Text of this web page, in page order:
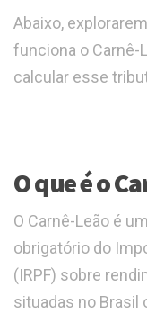
Abaixo,
funciona o Carnê-
calcular esse
O que é o
O Carnê-Leão é
obrigatório do
(IRPF) sobre
situadas no Brasil